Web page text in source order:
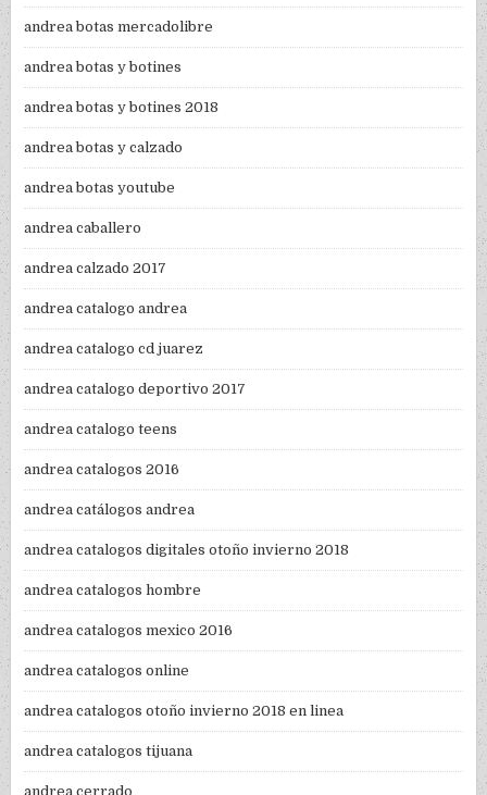
andrea botas mercadolibre
andrea botas y botines
andrea botas y botines 2018
andrea botas y calzado
andrea botas youtube
andrea caballero
andrea calzado 2017
andrea catalogo andrea
andrea catalogo cd juarez
andrea catalogo deportivo 2017
andrea catalogo teens
andrea catalogos 2016
andrea catálogos andrea
andrea catalogos digitales otoño invierno 2018
andrea catalogos hombre
andrea catalogos mexico 2016
andrea catalogos online
andrea catalogos otoño invierno 2018 en linea
andrea catalogos tijuana
andrea cerrado